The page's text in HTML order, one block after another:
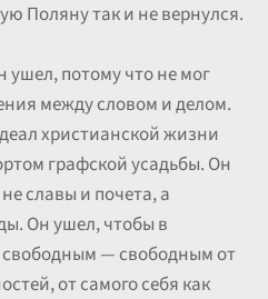
Поляну так и не вернулся.
ушел, потому что не мог
между словом и делом.
христианской жизни
графской усадьбы. Он
славы и почета, а
Он ушел, чтобы в
свободным — свободным от
от самого себя как